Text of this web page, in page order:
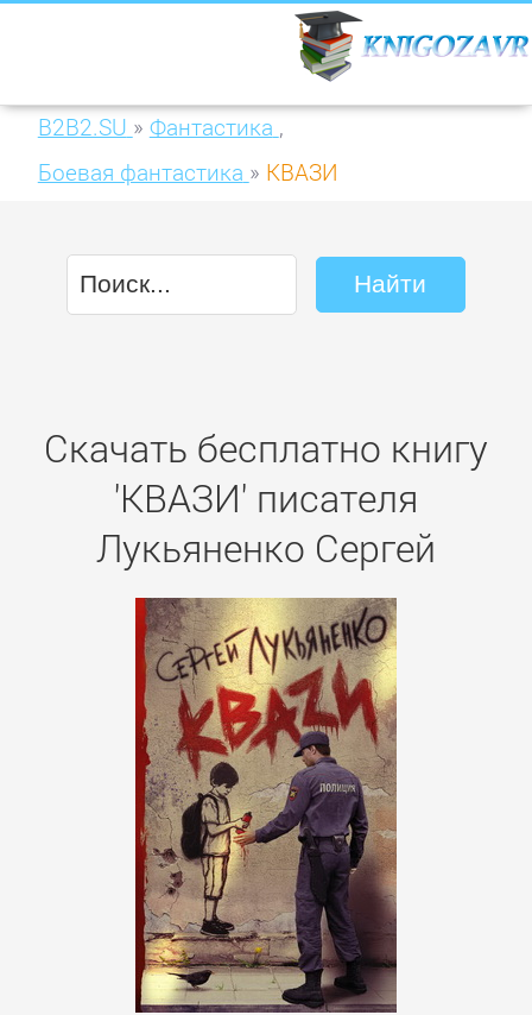
B2B2.SU » Фантастика ,
Боевая фантастика » КВАЗИ
Скачать бесплатно книгу
'КВАЗИ' писателя
Лукьяненко Сергей